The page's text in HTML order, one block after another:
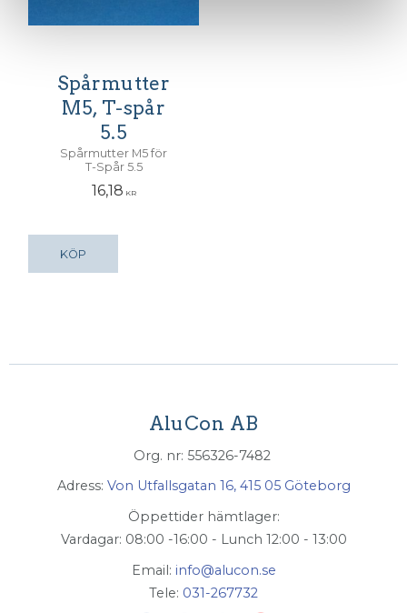
Spårmutter
M5, T-spår
5.5
Spårmutter M5 för
T-Spår 5.5
16,18 KR
KÖP
AluCon AB
Org. nr: 556326-7482
Adress: Von Utfallsgatan 16, 415 05 Göteborg
Öppettider hämtlager:
Vardagar: 08:00 -16:00 - Lunch 12:00 - 13:00
Email: info@alucon.se
Tele: 031-267732